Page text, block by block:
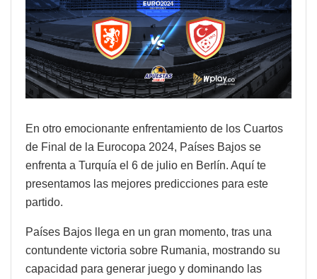
En otro emocionante enfrentamiento de los Cuartos
de Final de la Eurocopa 2024, Países Bajos se
enfrenta a Turquía el 6 de julio en Berlín. Aquí te
presentamos las mejores predicciones para este
partido.
Países Bajos llega en un gran momento, tras una
contundente victoria sobre Rumania, mostrando su
capacidad para generar juego y dominando las